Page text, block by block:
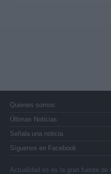
Quienes somos
Últimas Noticias
Señala una noticia
Síguenos en Facebook
Actualidad.es es la gran fuente de